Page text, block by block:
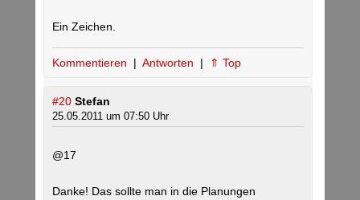
Ein Zeichen.
Kommentieren | Antworten | ⇑ Top
#20 Stefan
25.05.2011 um 07:50 Uhr
@17
Danke! Das sollte man in die Planungen